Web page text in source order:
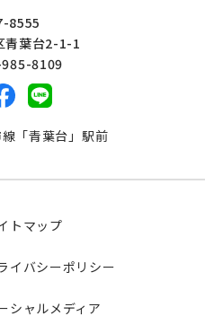
8555
青葉台2-1-1
8109
「青葉台」駅前
トマップ
イバシーポリシー
シャルメディア